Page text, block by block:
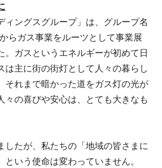
ィングスグループ」は、グループ名
らガス事業をルーツとして事業展
。ガスというエネルギーが初めて日
は主に街の街灯として人々の暮らし
それまで暗かった道をガス灯の光が
々の喜びや安心は、とても大きなも
したが、私たちの「地域の皆さまに
いう使命は変わっていません。